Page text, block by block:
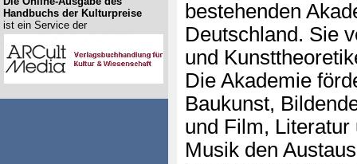
bestehenden
Deutschland. Sie
und
Die Akademie
Baukunst,
und Film,
Musik den
Handbuchs der Kulturpreise
ist ein Service der